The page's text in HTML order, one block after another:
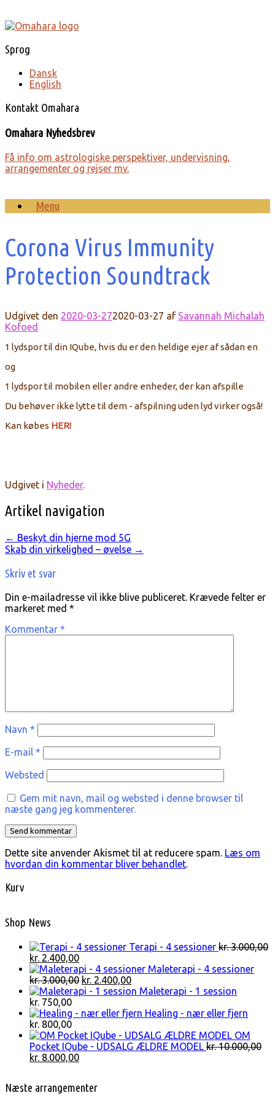
til
indhold
Sprog
Dansk
English
Kontakt Omahara
Omahara Nyhedsbrev
Få info om astro­lo­giske perspek­tiver, under­visning,
arrange­menter og rejser mv.
Menu
Corona Virus Immunity
Protection Soundtrack
Udgivet den 2020-03-272020-03-27 af Savannah Michalah
Kofoed
1 lydspor til din IQube, hvis du er den heldige ejer af sådan en
og
1 lydspor til mobilen eller andre enheder, der kan afspille
Du behøver ikke lytte til dem - afspilning uden lyd virker også!
Kan købes HER!
Udgivet i Nyheder.
Artikel navigation
← Beskyt din hjerne mod 5G
Skab din virkelighed – øvelse →
Skriv et svar
Din e-mailadresse vil ikke blive publiceret. Krævede felter er
markeret med *
Kommentar *
Navn *
E-mail *
Websted
Gem mit navn, mail og websted i denne browser til
næste gang jeg kommenterer.
Dette site anvender Akismet til at reducere spam. Læs om
hvordan din kommentar bliver behandlet.
Kurv
Shop News
Terapi - 4 sessioner kr.3.000,00
Den
oprindelige
pris
var:
kr. 3.000,00.
kr. 2.400,00Den
aktuelle
pris
er:
Maleterapi - 4 sessioner
kr.3.000,00 Den
oprindelige
var:
kr. 2.400,00Den
aktuelle
er:
Maleterapi - 1 session
kr. 750,00
Healing - nær eller fjern
kr. 800,00
OM
Pocket IQube - UDSALG ÆLDRE MODEL kr.10.000,00
Den
var:
kr. 8.000,00Den
er:
Næste arrangementer